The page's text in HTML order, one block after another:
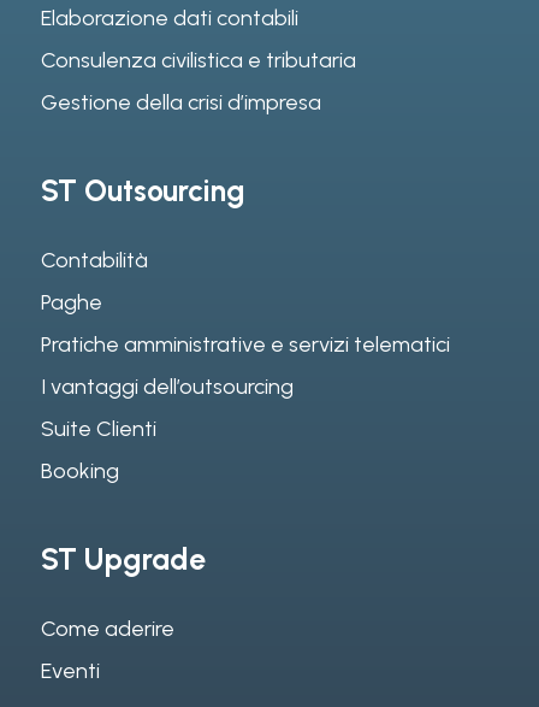
Elaborazione dati contabili
Consulenza civilistica e tributaria
Gestione della crisi d’impresa
ST Outsourcing
Contabilità
Paghe
Pratiche amministrative e servizi telematici
I vantaggi dell’outsourcing
Suite Clienti
Booking
ST Upgrade
Come aderire
Eventi